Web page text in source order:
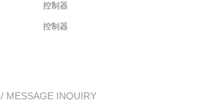
控制器
控制器
/ MESSAGE INQUIRY